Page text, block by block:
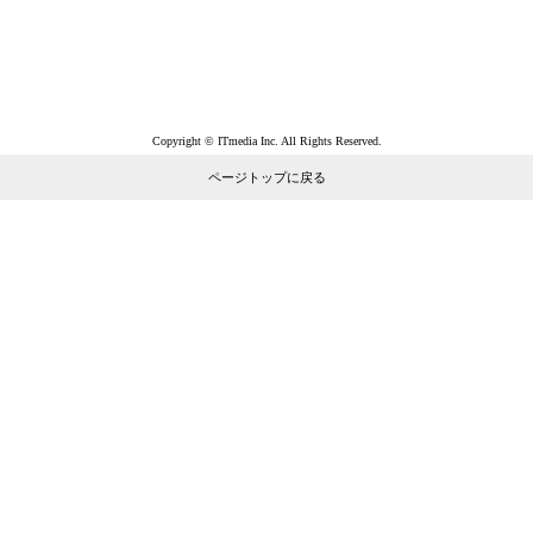
Copyright © ITmedia Inc. All Rights Reserved.
ページトップに戻る